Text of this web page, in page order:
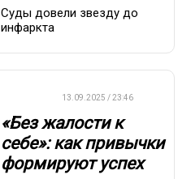
Суды довели звезду до
инфаркта
13.09.2025 / 23:46
«Без жалости к
себе»: как привычки
формируют успех